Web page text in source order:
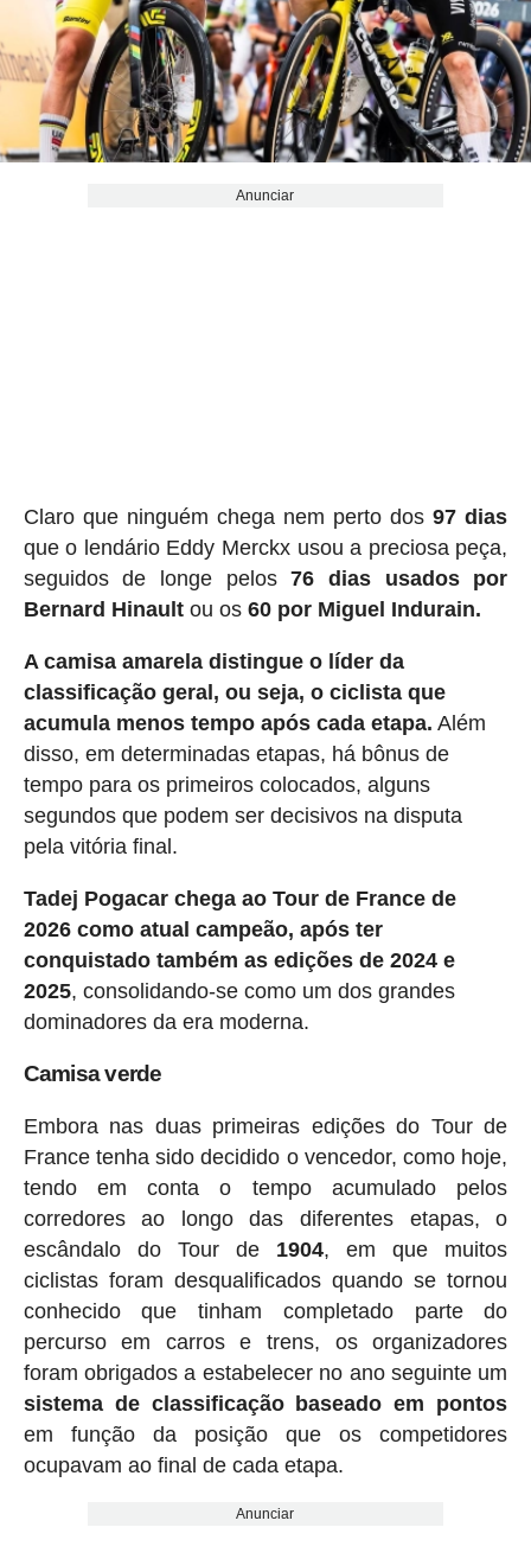
Anunciar
Claro que ninguém chega nem perto dos97 dias
que o lendário Eddy Merckx usou a preciosa peça,
seguidos de longe pelos76 dias usados ​​por
Bernard Hinault ou os 60 por Miguel Indurain.
A camisa amarela distingue o líder da
classificação geral, ou seja, o ciclista que
acumula menos tempo após cada etapa. Além
disso, em determinadas etapas, há bônus de
tempo para os primeiros colocados, alguns
segundos que podem ser decisivos na disputa
pela vitória final.
Tadej Pogacar chega ao Tour de France de
2026 como atual campeão, após ter
conquistado também as edições de 2024 e
2025, consolidando-se como um dos grandes
dominadores da era moderna.
Camisa verde
Embora nas duas primeiras edições do Tour de
France tenha sido decidido o vencedor, como hoje,
tendo em conta o tempo acumulado pelos
corredores ao longo das diferentes etapas, o
escândalo do Tour de 1904, em que muitos
ciclistas foram desqualificados quando se tornou
conhecido que tinham completado parte do
percurso em carros e trens, os organizadores
foram obrigados a estabelecer no ano seguinte um
sistema de classificação baseado em pontos
em função da posição que os competidores
ocupavam ao final de cada etapa.
Anunciar